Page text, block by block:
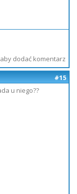
aby dodać komentarz
#15
u niego??